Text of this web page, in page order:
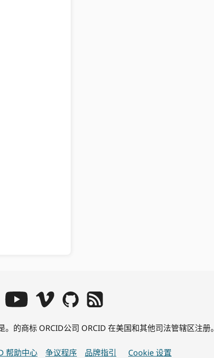
的商标 ORCID公司 ORCID 在美国和其他司法管辖区注册。
帮助中心 争议程序 品牌指引 Cookie 设置